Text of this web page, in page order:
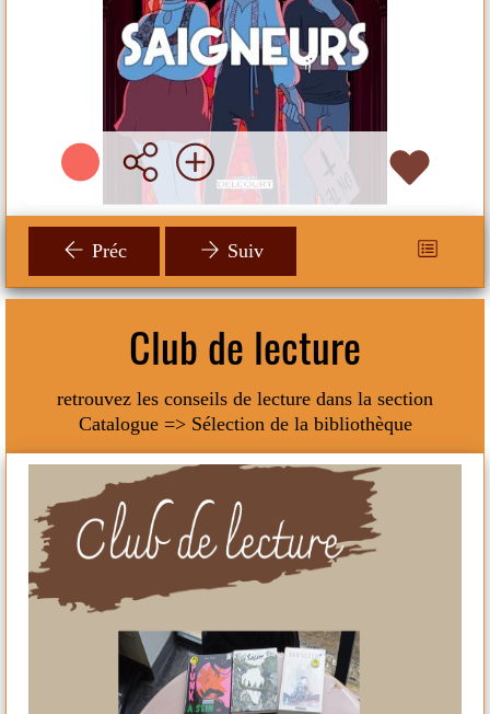
Plus d'infos
Préc Suiv
Club de lecture
retrouvez les conseils de lecture dans la section
Catalogue => Sélection de la bibliothèque